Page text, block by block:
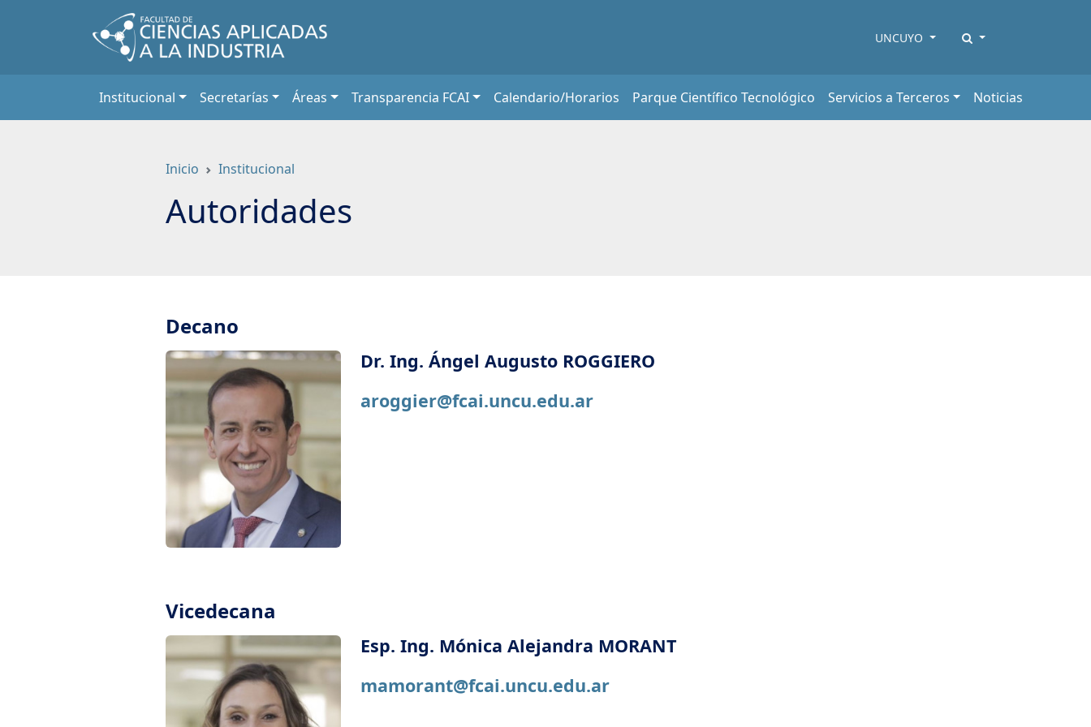
UNCUYO
Institucional Secretarías Áreas Transparencia FCAI Calendario/Horarios Parque Científico Tecnológico Servicios a Terceros Noticias
Inicio Institucional
Autoridades
Decano
Dr. Ing. Ángel Augusto ROGGIERO
aroggier@fcai.uncu.edu.ar
Vicedecana
Esp. Ing. Mónica Alejandra MORANT
mamorant@fcai.uncu.edu.ar